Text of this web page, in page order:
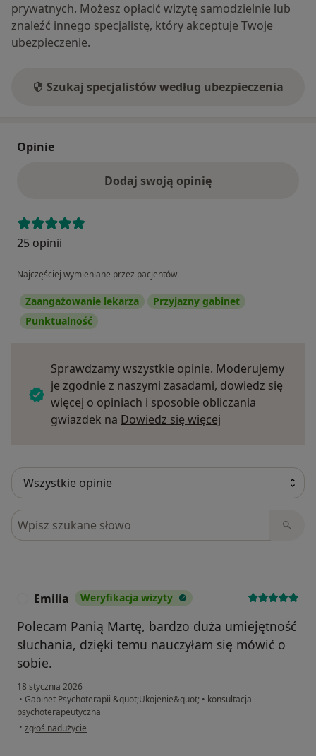
prywatnych. Możesz opłacić wizytę samodzielnie lub
znaleźć innego specjalistę, który akceptuje Twoje
ubezpieczenie.
Szukaj specjalistów według ubezpieczenia
Opinie
Dodaj swoją opinię
25 opinii
Najczęściej wymieniane przez pacjentów
Zaangażowanie lekarza
Przyjazny gabinet
Punktualność
Sprawdzamy wszystkie opinie. Moderujemy
je zgodnie z naszymi zasadami, dowiedz się
więcej o opiniach i sposobie obliczania
gwiazdek na Dowiedz się więcej
Szukaj w opiniach
Emilia Weryfikacja wizyty
Polecam Panią Martę, bardzo duża umiejętność
słuchania, dzięki temu nauczyłam się mówić o
sobie.
18 stycznia 2026
• Gabinet Psychoterapii &quot;Ukojenie&quot; • konsultacja
psychoterapeutyczna
• w opinii użytkownika Emilia
zgłoś nadużycie